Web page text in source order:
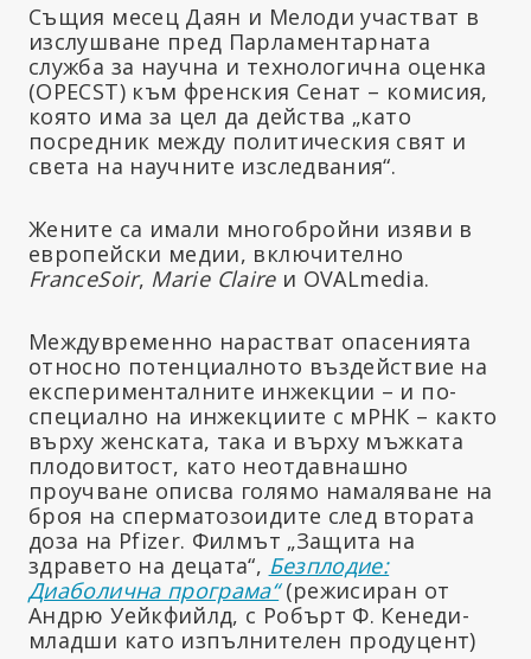
Същия месец Даян и Мелоди участват в
изслушване пред Парламентарната
служба за научна и технологична оценка
(OPECST) към френския Сенат – комисия,
която има за цел да действа „като
посредник между политическия свят и
света на научните изследвания“.
Жените са имали многобройни изяви в
европейски медии, включително
FranceSoir, Marie Claireи OVALmedia.
Междувременно нарастват опасенията
относно потенциалното въздействие на
експерименталните инжекции – и по-
специално на инжекциите с мРНК – както
върху женската, така и върху мъжката
плодовитост, като неотдавнашно
проучване описва голямо намаляване на
броя на сперматозоидите след втората
доза на Pfizer. Филмът „Защита на
здравето на децата“, Безплодие:
Диаболична програма“(режисиран от
Андрю Уейкфийлд, с Робърт Ф. Кенеди-
младши като изпълнителен продуцент)